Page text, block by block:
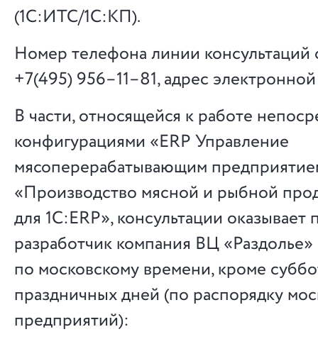
(1С:ИТС/1С:КП).
Номер телефона линии
+7(495) 956–11–81, адрес
В части, относящейся к работе
конфигурациями «ERP Управление
мясоперерабатывающим
«Производство мясной и рыбной
для 1С:ERP», консультации оказывает
разработчик компания ВЦ
по московскому времени, кроме
праздничных дней (по распорядку
предприятий):